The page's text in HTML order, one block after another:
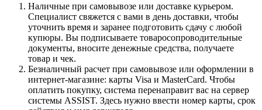
Наличные при самовывозе или доставке курьером.
Специалист свяжется с вами в день доставки, чтобы
уточнить время и заранее подготовить сдачу с любой
купюры. Вы подписываете товаросопроводительные
документы, вносите денежные средства, получаете
товар и чек.
Безналичный расчет при самовывозе или оформлении в
интернет-магазине: карты Visa и MasterCard. Чтобы
оплатить покупку, система перенаправит вас на сервер
системы ASSIST. Здесь нужно ввести номер карты, срок